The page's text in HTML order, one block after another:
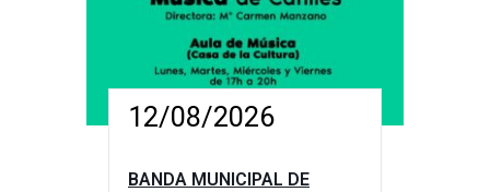
12/08/2026
BANDA MUNICIPAL DE